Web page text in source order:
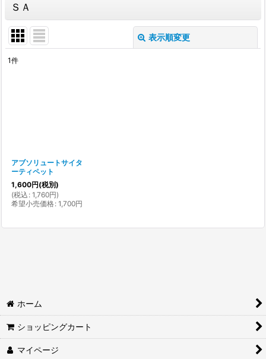
ＳＡ
表示順変更
1件
アブソリュートサイタ
ーティペット
1,600円(税別)
(税込 : 1,760円)
希望小売価格: 1,700円
ホーム
ショッピングカート
マイページ